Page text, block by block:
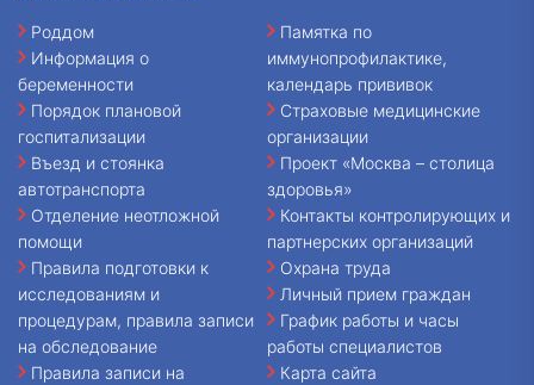
Роддом
Информация о
беременности
Порядок плановой
госпитализации
Въезд и стоянка
автотранспорта
Отделение неотложной
помощи
Правила подготовки к
исследованиям и
процедурам, правила записи
на обследование
Правила записи на
Памятка по
иммунопрофилактике,
календарь прививок
Страховые медицинские
организации
Проект «Москва – столица
здоровья»
Контакты контролирующих и
партнерских организаций
Охрана труда
Личный прием граждан
График работы и часы
работы специалистов
Карта сайта